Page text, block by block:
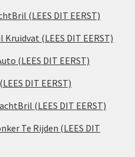
(LEES DIT EERST)
(LEES DIT EERST)
(LEES DIT EERST)
DIT EERST)
(LEES DIT EERST)
Te Rijden (LEES DIT